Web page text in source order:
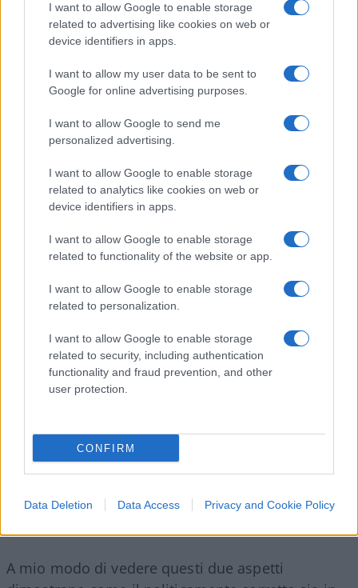
I want to allow Google to enable storage
related to advertising like cookies on web or
device identifiers in apps.
I want to allow my user data to be sent to
Google for online advertising purposes.
I want to allow Google to send me
personalized advertising.
I want to allow Google to enable storage
related to analytics like cookies on web or
device identifiers in apps.
I want to allow Google to enable storage
related to functionality of the website or app.
I want to allow Google to enable storage
related to personalization.
I want to allow Google to enable storage
related to security, including authentication
functionality and fraud prevention, and other
user protection.
CONFIRM
Data Deletion Data Access Privacy and Cookie Policy
qualcos’altro, per due ragioni. La prima è che il
workshop stesso è costruito attorno alla scelta di
workshop stesso e che riguardano casi di violenza
attenzioni non richieste da parte di un tutor
dell’università e un rapporto sessuale forzato,
sono progettati in modo tale che non si possa
capire il genere biologico dell’individuo in
questione.
Mettere in discussione il genere vanificherebbe
l’intero workshop. Il secondo, invece, riguarda la
psicologia di gruppo. Chi fra noi vorrebbe
condurre un dibattito sulgenderin una stanza in
cui la stragrande maggioranza accetta la teoria
sulgendere rigetta a priori tutto ciò che
progressista? Ben poche persone avrebbero la
forza psicologica di fare un dibattito del genere
anche perché farebbe perdere di vista la finalità
del workshop, ovvero scoraggiare certe pratiche
A mio modo di vedere questi due aspetti